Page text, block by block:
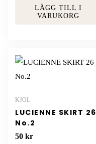
LÄGG TILL I
VARUKORG
KJOL
LUCIENNE SKIRT 26
No.2
50 kr